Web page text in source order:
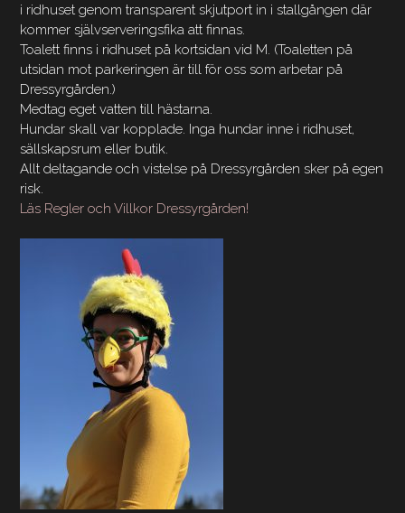
i ridhuset genom transparent skjutport in i stallgången där
kommer självserveringsfika att finnas.
Toalett finns i ridhuset på kortsidan vid M. (Toaletten på
utsidan mot parkeringen är till för oss som arbetar på
Dressyrgården.)
Medtag eget vatten till hästarna.
Hundar skall var kopplade. Inga hundar inne i ridhuset,
sällskapsrum eller butik.
Allt deltagande och vistelse på Dressyrgården sker på egen
risk.
Läs Regler och Villkor Dressyrgården!